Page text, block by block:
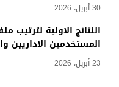
30 أبريل، 2026
النتائج الاولية لترتيب
المستخدمين الاداريين
23 أبريل، 2026